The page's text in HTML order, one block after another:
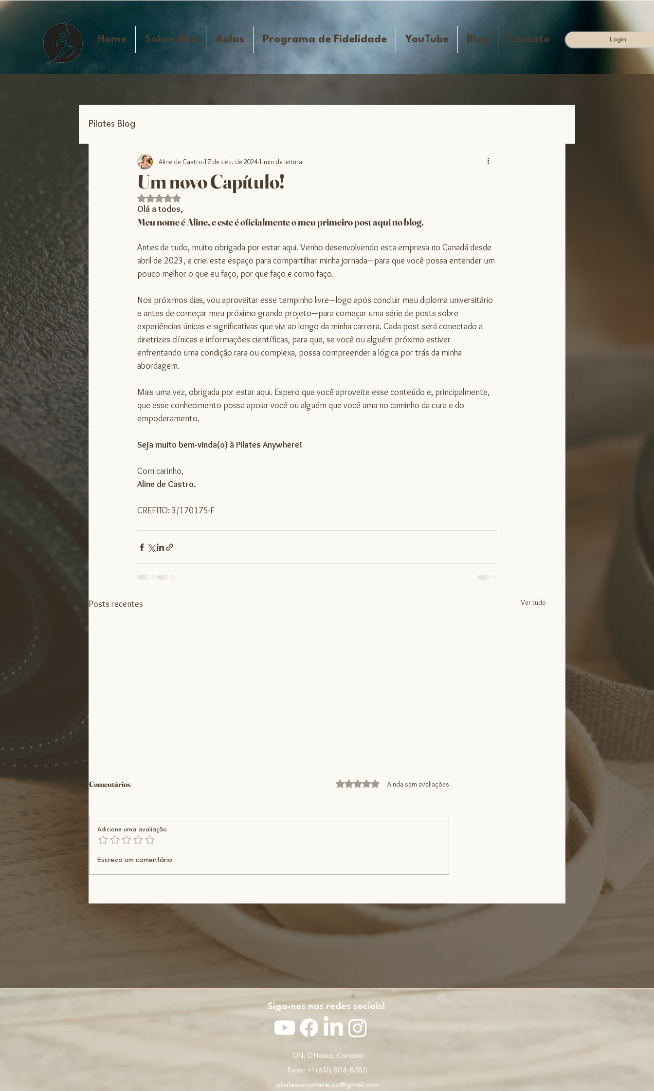
Home Sobre Nós Aulas Programa de Fidelidade YouTube Blog Contato Login
Pilates Blog
Um novo Capítulo!
Aline de Castro 17 de dez. de 2024 1 min de leitura
Avaliado com NaN de 5 estrelas.
Olá a todos,
Meu nome é Aline, e este é oficialmente o meu primeiro post aqui no blog.
Antes de tudo, muito obrigada por estar aqui. Venho desenvolvendo esta empresa no Canadá desde
abril de 2023, e criei este espaço para compartilhar minha jornada—para que você possa entender um
pouco melhor o que eu faço, por que faço e como faço.
Nos próximos dias, vou aproveitar esse tempinho livre—logo após concluir meu diploma universitário
e antes de começar meu próximo grande projeto—para começar uma série de posts sobre
experiências únicas e significativas que vivi ao longo da minha carreira. Cada post será conectado a
diretrizes clínicas e informações científicas, para que, se você ou alguém próximo estiver
enfrentando uma condição rara ou complexa, possa compreender a lógica por trás da minha
abordagem.
Mais uma vez, obrigada por estar aqui. Espero que você aproveite esse conteúdo e, principalmente,
que esse conhecimento possa apoiar você ou alguém que você ama no caminho da cura e do
empoderamento.
Seja muito bem-vinda(o) à Pilates Anywhere!
Com carinho,
Aline de Castro.
CREFITO: 3/170175-F
Posts recentes Ver tudo
O que acontece no abdômen
Comentários Avaliado com 0 de 5 estrelas.
Ainda sem avaliações
Adicione uma avaliação
Escreva um comentário
Siga-nos nas redes sociais!
ON, Ottawa, Canada
Fone: +1 (613) 804-8380
pilatesanywhere.co@gmail.com